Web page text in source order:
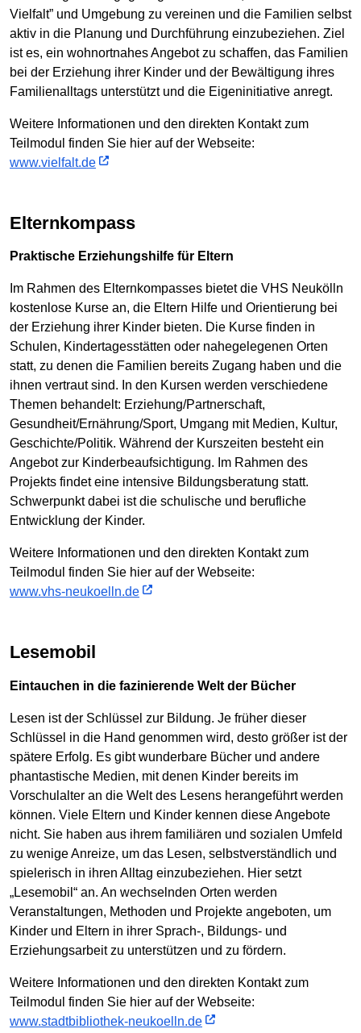
Vielfalt” und Umgebung zu vereinen und die Familien selbst
aktiv in die Planung und Durchführung einzubeziehen. Ziel
ist es, ein wohnortnahes Angebot zu schaffen, das Familien
bei der Erziehung ihrer Kinder und der Bewältigung ihres
Familienalltags unterstützt und die Eigeninitiative anregt.
Weitere Informationen und den direkten Kontakt zum
Teilmodul finden Sie hier auf der Webseite:
www.vielfalt.de
Elternkompass
Praktische Erziehungshilfe für Eltern
Im Rahmen des Elternkompasses bietet die VHS Neukölln
kostenlose Kurse an, die Eltern Hilfe und Orientierung bei
der Erziehung ihrer Kinder bieten. Die Kurse finden in
Schulen, Kindertagesstätten oder nahegelegenen Orten
statt, zu denen die Familien bereits Zugang haben und die
ihnen vertraut sind. In den Kursen werden verschiedene
Themen behandelt: Erziehung/Partnerschaft,
Gesundheit/Ernährung/Sport, Umgang mit Medien, Kultur,
Geschichte/Politik. Während der Kurszeiten besteht ein
Angebot zur Kinderbeaufsichtigung. Im Rahmen des
Projekts findet eine intensive Bildungsberatung statt.
Schwerpunkt dabei ist die schulische und berufliche
Entwicklung der Kinder.
Weitere Informationen und den direkten Kontakt zum
Teilmodul finden Sie hier auf der Webseite:
www.vhs-neukoelln.de
Lesemobil
Eintauchen in die fazinierende Welt der Bücher
Lesen ist der Schlüssel zur Bildung. Je früher dieser
Schlüssel in die Hand genommen wird, desto größer ist der
spätere Erfolg. Es gibt wunderbare Bücher und andere
phantastische Medien, mit denen Kinder bereits im
Vorschulalter an die Welt des Lesens herangeführt werden
können. Viele Eltern und Kinder kennen diese Angebote
nicht. Sie haben aus ihrem familiären und sozialen Umfeld
zu wenige Anreize, um das Lesen, selbstverständlich und
spielerisch in ihren Alltag einzubeziehen. Hier setzt
„Lesemobil“ an. An wechselnden Orten werden
Veranstaltungen, Methoden und Projekte angeboten, um
Kinder und Eltern in ihrer Sprach-, Bildungs- und
Erziehungsarbeit zu unterstützen und zu fördern.
Weitere Informationen und den direkten Kontakt zum
Teilmodul finden Sie hier auf der Webseite:
www.stadtbibliothek-neukoelln.de